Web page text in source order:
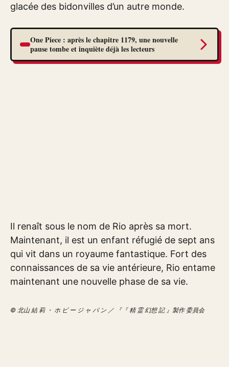
glacée des bidonvilles d’un autre monde.
One Piece : après le chapitre 1179, une nouvelle
pause tombe et inquiète déjà les lecteurs
Il renaît sous le nom de Rio après sa mort.
Maintenant, il est un enfant réfugié de sept ans
qui vit dans un royaume fantastique. Fort des
connaissances de sa vie antérieure, Rio entame
maintenant une nouvelle phase de sa vie.
© 北山 結 莉 ・ ホ ビ ー ジ ャ パ ン ／ 『『 精 霊 幻想 記 』製作 委員会